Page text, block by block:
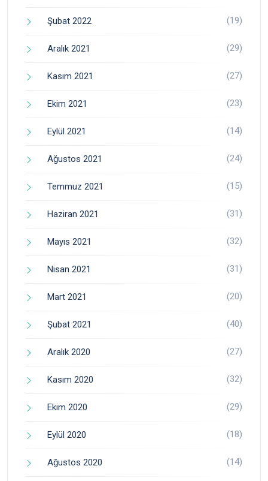
Şubat 2022 (19)
Aralık 2021 (29)
Kasım 2021 (27)
Ekim 2021 (23)
Eylül 2021 (14)
Ağustos 2021 (24)
Temmuz 2021 (15)
Haziran 2021 (31)
Mayıs 2021 (32)
Nisan 2021 (31)
Mart 2021 (20)
Şubat 2021 (40)
Aralık 2020 (27)
Kasım 2020 (32)
Ekim 2020 (29)
Eylül 2020 (18)
Ağustos 2020 (14)